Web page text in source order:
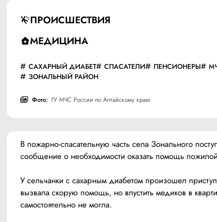
ПРОИСШЕСТВИЯ
МЕДИЦИНА
САХАРНЫЙ ДИАБЕТ СПАСАТЕЛИ ПЕНСИОНЕРЫ
ЗОНАЛЬНЫЙ РАЙОН
Фото: ГУ МЧС России по Алтайскому краю
В пожарно-спасательную часть села Зонального
сообщение о необходимости оказать помощь
У сельчанки с сахарным диабетом произошел
вызвала скорую помощь, но впустить медиков в
самостоятельно не могла.